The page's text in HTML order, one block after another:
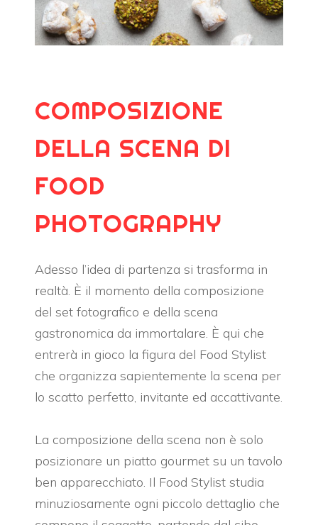
COMPOSIZIONE
DELLA SCENA DI
FOOD
PHOTOGRAPHY
Adesso l’idea di partenza si trasforma in
realtà. È il momento della composizione
del set fotografico e della scena
gastronomica da immortalare. È qui che
entrerà in gioco la figura del Food Stylist
che organizza sapientemente la scena per
lo scatto perfetto, invitante ed accattivante.
La composizione della scena non è solo
posizionare un piatto gourmet su un tavolo
ben apparecchiato. Il Food Stylist studia
minuziosamente ogni piccolo dettaglio che